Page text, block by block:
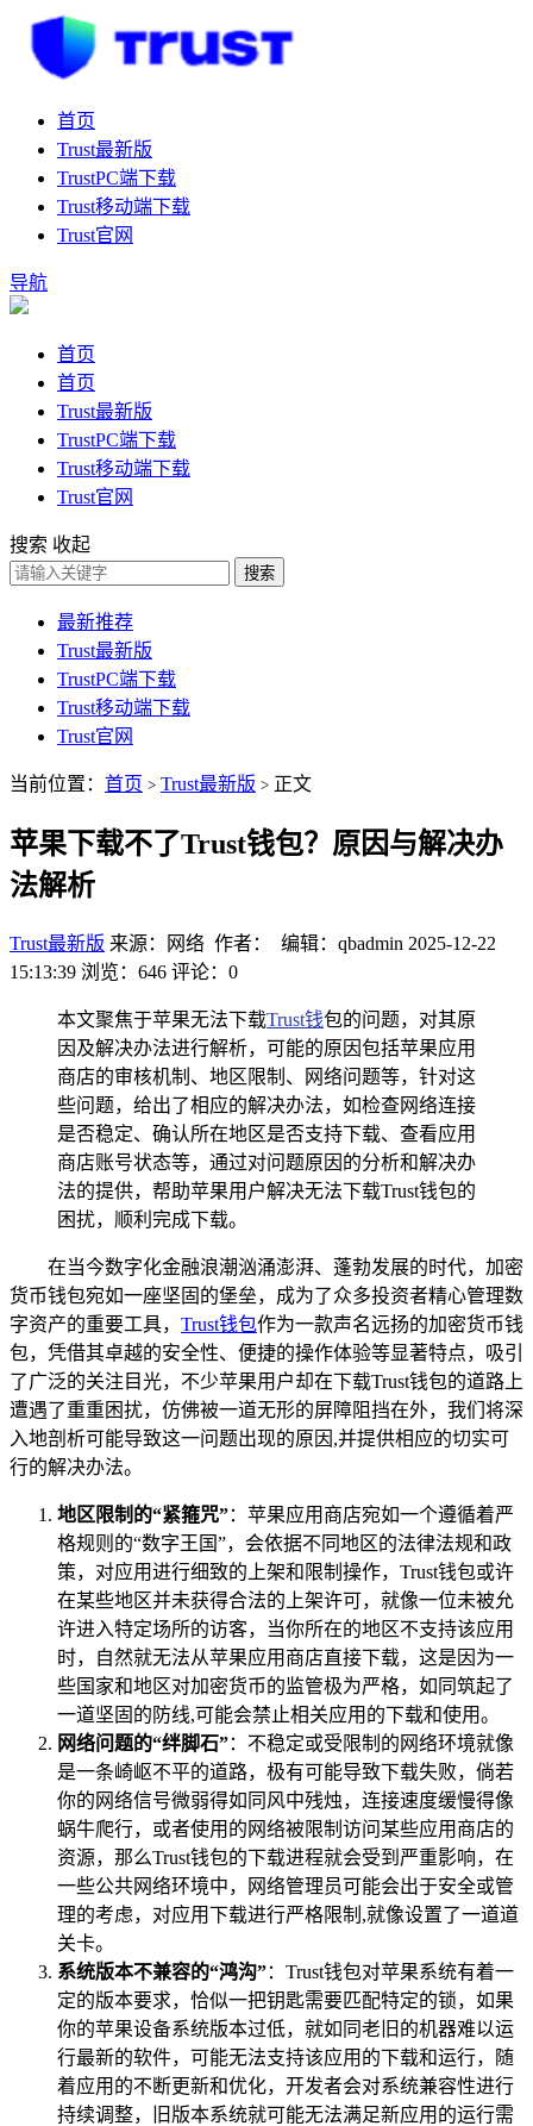
首页
Trust最新版
TrustPC端下载
Trust移动端下载
Trust官网
导航
首页
首页
Trust最新版
TrustPC端下载
Trust移动端下载
Trust官网
搜索 收起
搜索
最新推荐
Trust最新版
TrustPC端下载
Trust移动端下载
Trust官网
当前位置： 首页 > Trust最新版 > 正文
苹果下载不了Trust钱包？原因与解决办
法解析
Trust最新版 来源：网络 作者： 编辑：qbadmin 2025-12-22
15:13:39 浏览：646 评论：0
本文聚焦于苹果无法下载Trust钱包的问题，对其原
因及解决办法进行解析，可能的原因包括苹果应用
商店的审核机制、地区限制、网络问题等，针对这
些问题，给出了相应的解决办法，如检查网络连接
是否稳定、确认所在地区是否支持下载、查看应用
商店账号状态等，通过对问题原因的分析和解决办
法的提供，帮助苹果用户解决无法下载Trust钱包的
困扰，顺利完成下载。
在当今数字化金融浪潮汹涌澎湃、蓬勃发展的时代，加密
货币钱包宛如一座坚固的堡垒，成为了众多投资者精心管理数
字资产的重要工具， Trust钱包作为一款声名远扬的加密货币钱
包，凭借其卓越的安全性、便捷的操作体验等显著特点，吸引
了广泛的关注目光，不少苹果用户却在下载Trust钱包的道路上
遭遇了重重困扰，仿佛被一道无形的屏障阻挡在外，我们将深
入地剖析可能导致这一问题出现的原因,并提供相应的切实可
行的解决办法。
地区限制的“紧箍咒”：苹果应用商店宛如一个遵循着严
格规则的“数字王国”，会依据不同地区的法律法规和政
策，对应用进行细致的上架和限制操作，Trust钱包或许
在某些地区并未获得合法的上架许可，就像一位未被允
许进入特定场所的访客，当你所在的地区不支持该应用
时，自然就无法从苹果应用商店直接下载，这是因为一
些国家和地区对加密货币的监管极为严格，如同筑起了
一道坚固的防线,可能会禁止相关应用的下载和使用。
网络问题的“绊脚石”：不稳定或受限制的网络环境就像
是一条崎岖不平的道路，极有可能导致下载失败，倘若
你的网络信号微弱得如同风中残烛，连接速度缓慢得像
蜗牛爬行，或者使用的网络被限制访问某些应用商店的
资源，那么Trust钱包的下载进程就会受到严重影响，在
一些公共网络环境中，网络管理员可能会出于安全或管
理的考虑，对应用下载进行严格限制,就像设置了一道道
关卡。
系统版本不兼容的“鸿沟”：Trust钱包对苹果系统有着一
定的版本要求，恰似一把钥匙需要匹配特定的锁，如果
你的苹果设备系统版本过低，就如同老旧的机器难以运
行最新的软件，可能无法支持该应用的下载和运行，随
着应用的不断更新和优化，开发者会对系统兼容性进行
持续调整，旧版本系统就可能无法满足新应用的运行需